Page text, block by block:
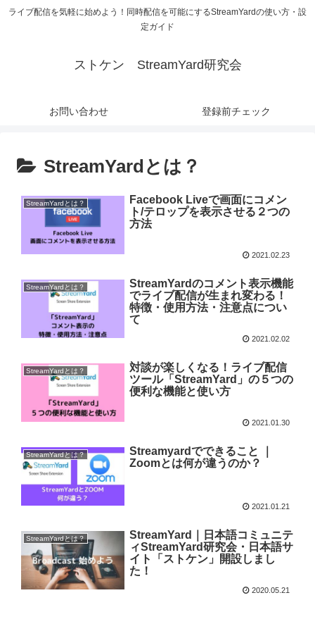
ライブ配信を気軽に始めよう！同時配信を可能にするStreamYardの使い方・設
定ガイド
ストケン StreamYard研究会
お問い合わせ 登録前チェック
StreamYardとは？
StreamYardとは？
Facebook Liveで画面にコメン
ト/テロップを表示させる２つの
方法
2021.02.23
StreamYardとは？
StreamYardのコメント表示機能
でライブ配信が生まれ変わる！
特徴・使用方法・注意点につい
て
2021.02.02
StreamYardとは？
対談が楽しくなる！ライブ配信
ツール「StreamYard」の５つの
便利な機能と使い方
2021.01.30
StreamYardとは？
Streamyardでできること ｜
Zoomとは何が違うのか？
2021.01.21
StreamYardとは？
StreamYard｜日本語コミュニテ
ィStreamYard研究会・日本語サ
イト「ストケン」開設しまし
た！
2020.05.21